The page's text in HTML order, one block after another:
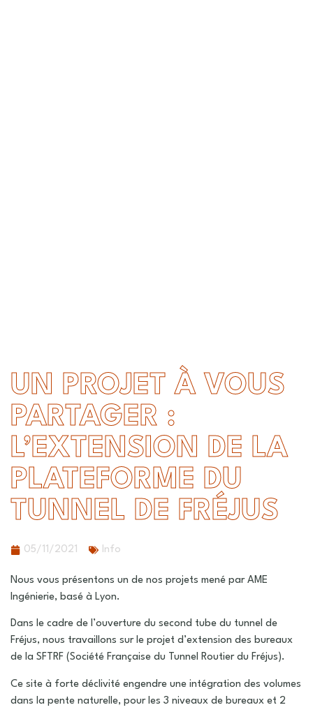
UN PROJET À VOUS
PARTAGER :
L’EXTENSION DE LA
PLATEFORME DU
TUNNEL DE FRÉJUS
05/11/2021 Info
Nous vous présentons un de nos projets mené par AME
Ingénierie, basé à Lyon.
Dans le cadre de l’ouverture du second tube du tunnel de
Fréjus, nous travaillons sur le projet d’extension des bureaux
de la SFTRF (Société Française du Tunnel Routier du Fréjus).
Ce site à forte déclivité engendre une intégration des volumes
dans la pente naturelle, pour les 3 niveaux de bureaux et 2